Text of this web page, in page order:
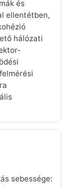
és
ellentétben,
hálózati
sebessége: